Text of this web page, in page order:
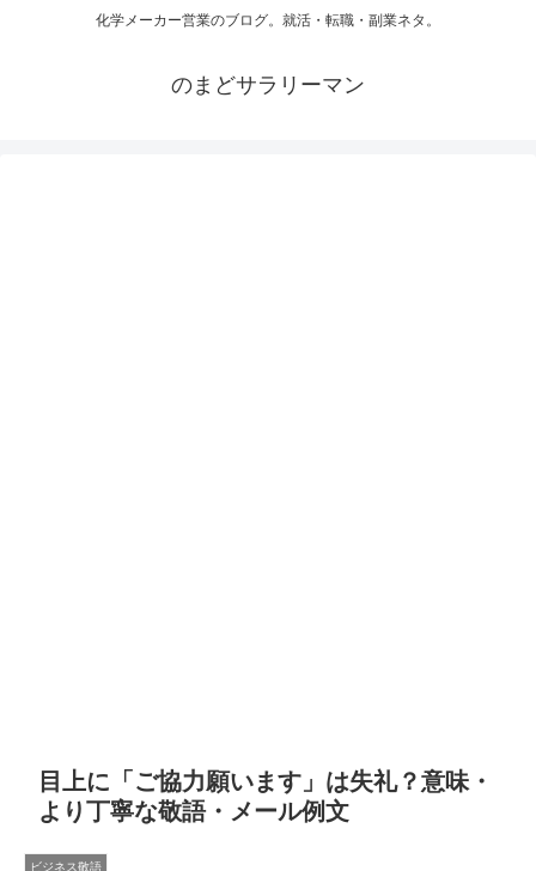
化学メーカー営業のブログ。就活・転職・副業ネタ。
のまどサラリーマン
目上に「ご協力願います」は失礼？意味・
より丁寧な敬語・メール例文
ビジネス敬語